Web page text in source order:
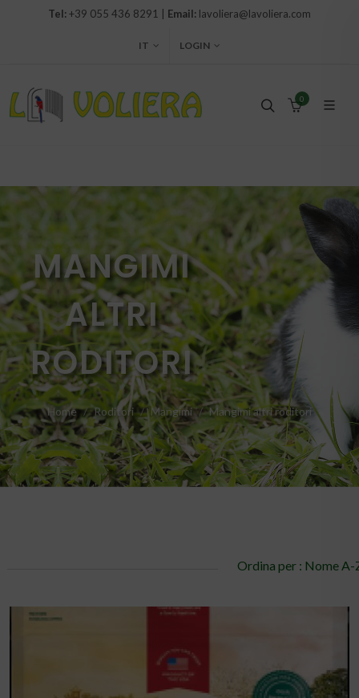
Tel:+39 055 436 8291 | Email: lavoliera@lavoliera.com
IT LOGIN
0
MANGIMI
ALTRI
RODITORI
Home Roditori Mangimi Mangimi altri roditori
Ordina per : Nome